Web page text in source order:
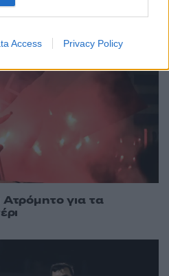
Access Privacy Policy
για τα